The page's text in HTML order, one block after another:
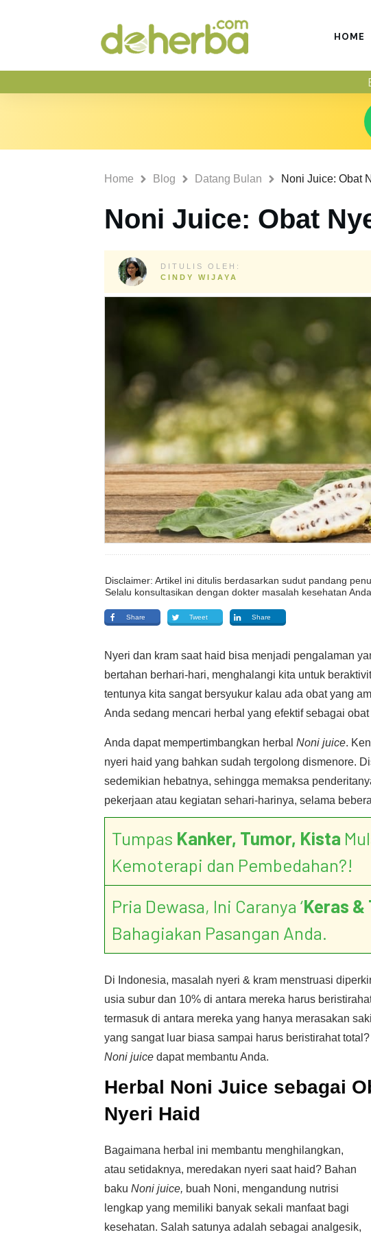
HOME
Home Blog Datang Bulan Noni Juice: Obat
Noni Juice: Obat
DITULIS OLEH:
CINDY WIJAYA
Disclaimer: Artikel ini ditulis berdasarkan sudut pandang
Selalu konsultasikan dengan dokter masalah kesehatan
Share Tweet Share
Nyeri dan kram saat haid bisa menjadi pengalaman
bertahan berhari-hari, menghalangi kita untuk
tentunya kita sangat bersyukur kalau ada obat yang
Anda sedang mencari herbal yang efektif sebagai
Anda dapat mempertimbangkan herbal Noni juice.
nyeri haid yang bahkan sudah tergolong dismenore.
sedemikian hebatnya, sehingga memaksa
pekerjaan atau kegiatan sehari-harinya, selama
Tumpas Kanker, Tumor, Kista
Kemoterapi dan Pembedahan?!
Pria Dewasa, Ini Caranya ‘Keras &
Bahagiakan Pasangan Anda.
Di Indonesia, masalah nyeri & kram menstruasi
usia subur dan 10% di antara mereka harus
termasuk di antara mereka yang hanya merasakan
yang sangat luar biasa sampai harus beristirahat
Noni juice dapat membantu Anda.
Herbal Noni Juice sebagai
Nyeri Haid
Bagaimana herbal ini membantu menghilangkan,
atau setidaknya, meredakan nyeri saat haid? Bahan
baku Noni juice, buah Noni, mengandung nutrisi
lengkap yang memiliki banyak sekali manfaat bagi
kesehatan. Salah satunya adalah sebagai analgesik,